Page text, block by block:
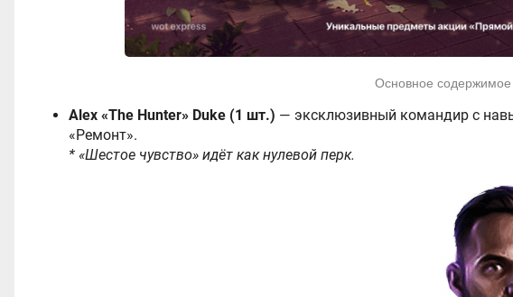
Основное содержимое
Alex «The Hunter» Duke (1 шт.) — эксклюзивный командир с
«Ремонт».
* «Шестое чувство» идёт как нулевой перк.